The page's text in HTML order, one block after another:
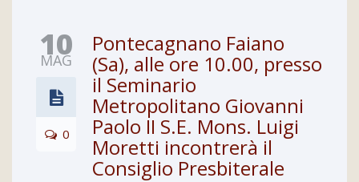
10
MAG
0
Pontecagnano Faiano
(Sa), alle ore 10.00, presso
il Seminario
Metropolitano Giovanni
Paolo II S.E. Mons. Luigi
Moretti incontrerà il
Consiglio Presbiterale